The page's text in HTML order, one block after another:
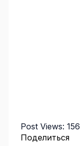
Post Views: 156
Поделиться